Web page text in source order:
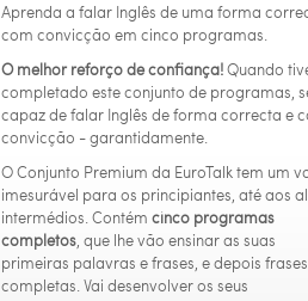
Aprenda a falar Inglês de uma forma
com convicção em cinco programas.
O melhor reforço de confiança!Quando
completado este conjunto de programas,
capaz de falar Inglês de forma correcta e
convicção - garantidamente.
O Conjunto Premium da EuroTalk tem um
imesurável para os principiantes, até aos
intermédios. Contém cinco programas
completos, que lhe vão ensinar as suas
primeiras palavras e frases, e depois frases
completas. Vai desenvolver os seus